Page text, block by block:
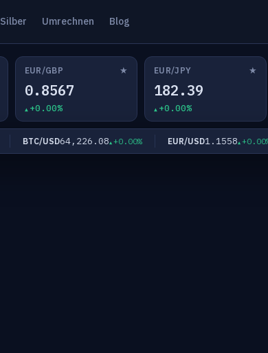
Silber Umrechnen Blog
EUR/GBP ★
0.8567
+0.00%
EUR/JPY ★
182.39
+0.00%
BTC/USD64,226.08 +0.00% EUR/USD1.1558 +0.00%